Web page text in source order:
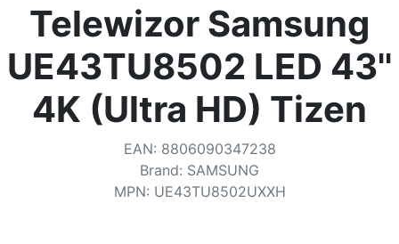
Pays de livraison
Accueil
Baisses de prix
Paramètres
Telewizor Samsung
UE43TU8502 LED 43''
4K (Ultra HD) Tizen
EAN: 8806090347238
Brand: SAMSUNG
MPN: UE43TU8502UXXH